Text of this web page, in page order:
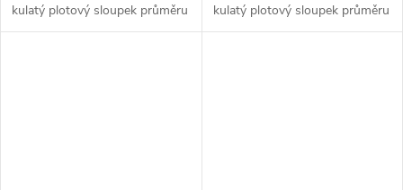
kulatý plotový sloupek průměru
48 mm, výška 240 cm. Plotový
kulatý plotový sloupek průměru
48 mm, výška 260 cm. Plotový